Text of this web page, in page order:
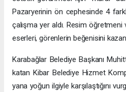
Pazaryerinin ön cephesinde 4
çalışma yer aldı. Resim öğretmeni
eserleri, görenlerin beğenisini
Karabağlar Belediye Başkanı
katan Kibar Belediye Hizmet
yana yoğun ilgiyle karşılaştığını